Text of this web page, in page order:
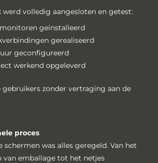
werd volledig aangesloten en getest:
monitoren geïnstalleerd
gerealiseerd
geconfigureerd
werkend opgeleverd
gebruikers zonder vertraging aan de
proces
schermen was alles geregeld. Van het
van emballage tot het netjes